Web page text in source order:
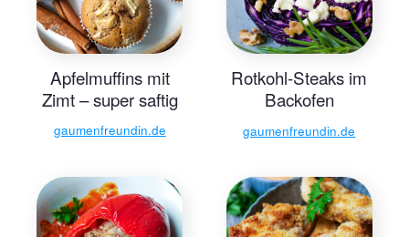
Apfelmuffins mit
Zimt – super saftig
gaumenfreundin.de
Rotkohl-Steaks im
Backofen
zubereiten
gaumenfreundin.de